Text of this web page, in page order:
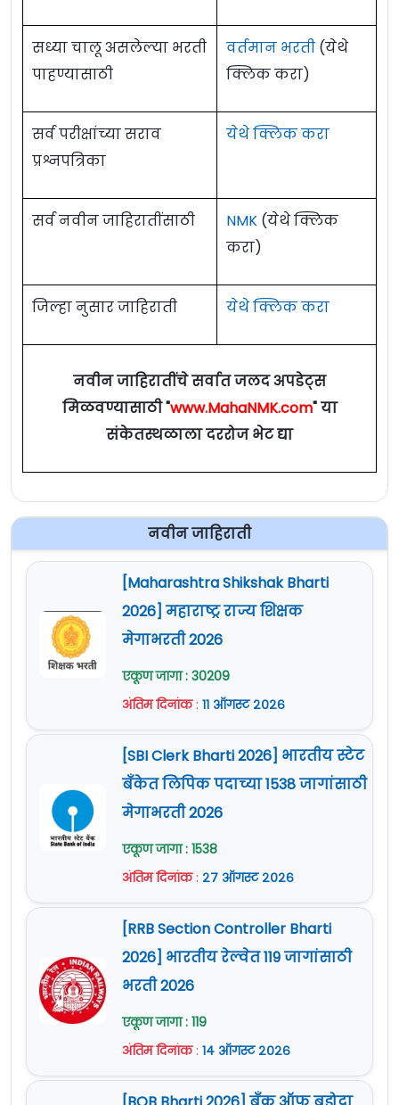
सध्या चालू असलेल्या भरती
पाहण्यासाठी
वर्तमान भरती (येथे
क्लिक करा)
सर्व परीक्षांच्या सराव
प्रश्नपत्रिका
येथे क्लिक करा
सर्व नवीन जाहिरातींसाठी NMK (येथे क्लिक
करा)
जिल्हा नुसार जाहिराती येथे क्लिक करा
नवीन जाहिरातींचे सर्वात जलद अपडेट्स
मिळवण्यासाठी "www.MahaNMK.com" या
संकेतस्थळाला दररोज भेट द्या
नवीन जाहिराती
[Maharashtra Shikshak Bharti
2026] महाराष्ट्र राज्य शिक्षक
मेगाभरती 2026
एकूण जागा : 30209
अंतिम दिनांक: ११ ऑगस्ट २०२६
[SBI Clerk Bharti 2026] भारतीय स्टेट
बँकेत लिपिक पदाच्या 1538 जागांसाठी
मेगाभरती 2026
एकूण जागा : 1538
अंतिम दिनांक: २७ ऑगस्ट २०२६
[RRB Section Controller Bharti
2026] भारतीय रेल्वेत 119 जागांसाठी
भरती 2026
एकूण जागा : 119
अंतिम दिनांक: १४ ऑगस्ट २०२६